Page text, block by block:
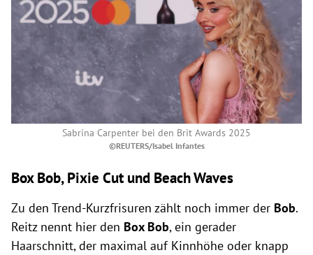
Sabrina Carpenter bei den Brit Awards 2025
©REUTERS/Isabel Infantes
Box Bob, Pixie Cut und Beach Waves
Zu den Trend-Kurzfrisuren zählt noch immer der Bob.
Reitz nennt hier den Box Bob, ein gerader
Haarschnitt, der maximal auf Kinnhöhe oder knapp